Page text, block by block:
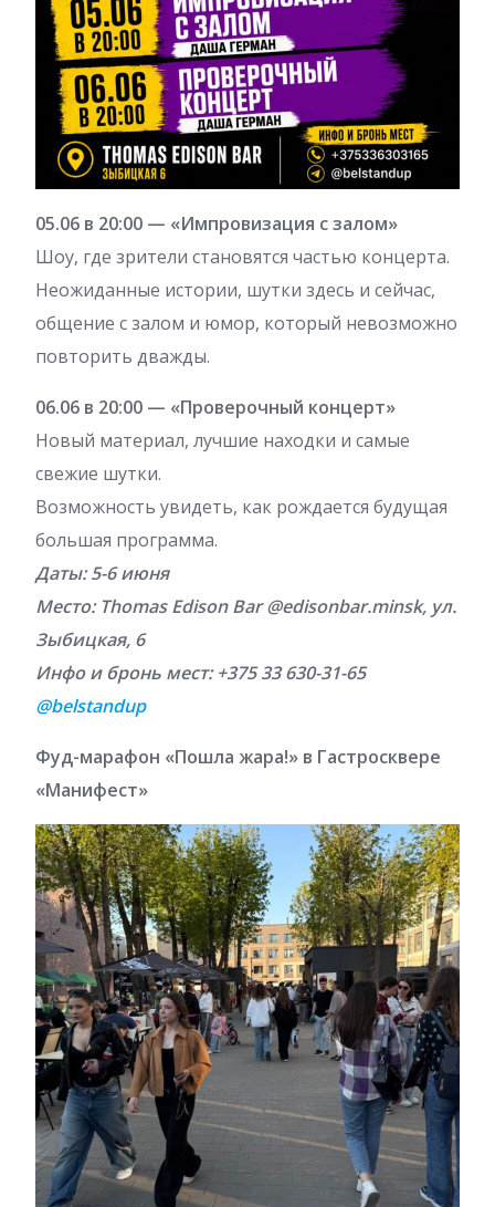
05.06 в 20:00 — «Импровизация с залом»
Шоу, где зрители становятся частью концерта.
Неожиданные истории, шутки здесь и сейчас,
общение с залом и юмор, который невозможно
повторить дважды.
06.06 в 20:00 — «Проверочный концерт»
Новый материал, лучшие находки и самые
свежие шутки.
Возможность увидеть, как рождается будущая
большая программа.
Даты: 5-6 июня
Место: Thomas Edison Bar @edisonbar.minsk, ул.
Зыбицкая, 6
Инфо и бронь мест: +375 33 630-31-65
@belstandup
Фуд-марафон «Пошла жара!» в Гастросквере
«Манифест»